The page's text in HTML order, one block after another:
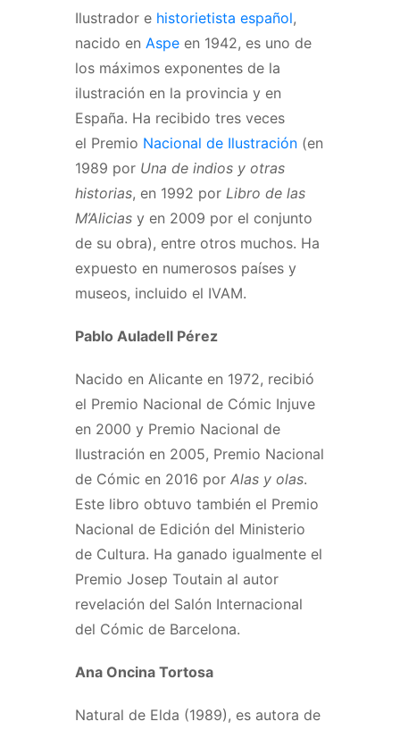
Ilustrador e historietista español,
nacido en Aspe en 1942, es uno de
los máximos exponentes de la
ilustración en la provincia y en
España. Ha recibido tres veces
el Premio Nacional de Ilustración (en
1989 por Una de indios y otras
historias, en 1992 por Libro de las
M’Alicias y en 2009 por el conjunto
de su obra), entre otros muchos. Ha
expuesto en numerosos países y
museos, incluido el IVAM.
Pablo Auladell Pérez
Nacido en Alicante en 1972, recibió
el Premio Nacional de Cómic Injuve
en 2000 y Premio Nacional de
Ilustración en 2005, Premio Nacional
de Cómic en 2016 por Alas y olas.
Este libro obtuvo también el Premio
Nacional de Edición del Ministerio
de Cultura. Ha ganado igualmente el
Premio Josep Toutain al autor
revelación del Salón Internacional
del Cómic de Barcelona.
Ana Oncina Tortosa
Natural de Elda (1989), es autora de